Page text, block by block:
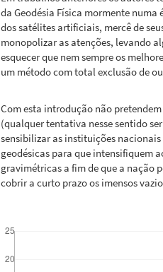
da Geodésia Física mormente numa
dos satélites artificiais, mercê de
monopolizar as atenções, levando
esquecer que nem sempre os
um método com total exclusão de
Com esta introdução não
(qualquer tentativa nesse sentido
sensibilizar as instituições
geodésicas para que intensifiquem
gravimétricas a fim de que a nação
cobrir a curto prazo os imensos